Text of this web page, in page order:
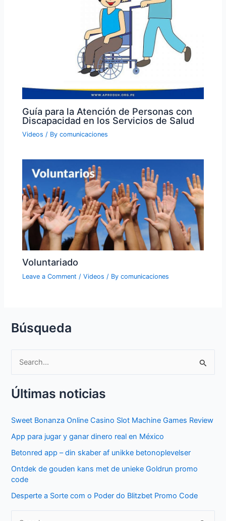
Guía para la Atención de Personas con
Discapacidad en los Servicios de Salud
Videos / Bycomunicaciones
Voluntariado
Leave a Comment /Videos / Bycomunicaciones
Búsqueda
a
c
h
f
o
r
:
Últimas noticias
Sweet Bonanza Online Casino Slot Machine Games Review
App para jugar y ganar dinero real en México
Betonred app – din skaber af unikke betonoplevelser
Ontdek de gouden kans met de unieke Goldrun promo
code
Desperte a Sorte com o Poder do Blitzbet Promo Code